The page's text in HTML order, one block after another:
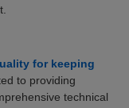
for keeping
to providing
technical